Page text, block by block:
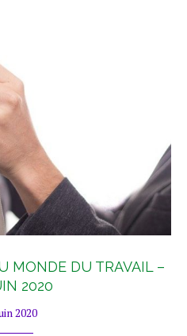
MONDE DU TRAVAIL –
2020
2020